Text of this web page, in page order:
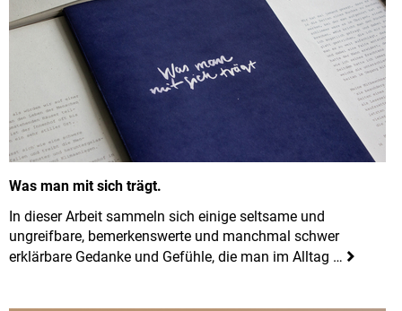
Was man mit sich trägt.
In dieser Arbeit sammeln sich einige seltsame und
ungreifbare, bemerkenswerte und manchmal schwer
erklärbare Gedanke und Gefühle, die man im Alltag …